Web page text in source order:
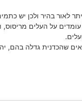
לאור בהיר ולכן יש
על העלים מריסוס,
שהכדנית גדלה בהם,